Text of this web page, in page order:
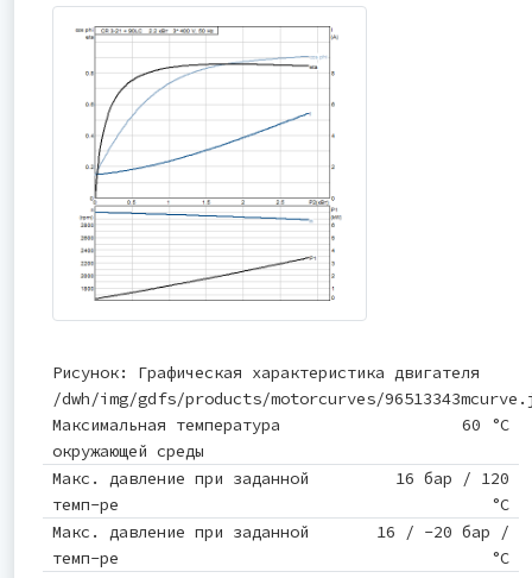
Рисунок: Графическая характеристика двигателя
/dwh/img/gdfs/products/motorcurves/
Максимальная температура
окружающей среды
60 °C
Макс. давление при заданной
темп-ре
16 бар / 120
°C
Макс. давление при заданной
темп-ре
16 / -20 бар /
°C